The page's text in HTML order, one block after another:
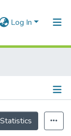
Log In
Statistics